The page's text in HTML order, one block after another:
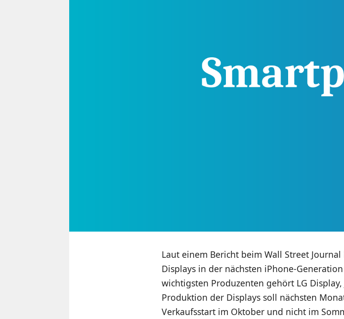
Laut einem Bericht beim Wall Street
Displays in der nächsten iPhone-
wichtigsten Produzenten gehört LG
Produktion der Displays soll nächsten
Verkaufsstart im Oktober und nicht im